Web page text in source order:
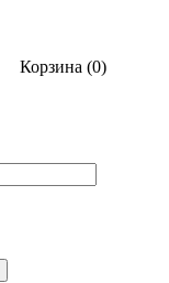
Корзина (0)